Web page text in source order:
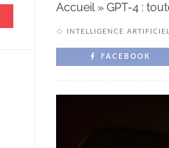
Accueil» GPT-4 :
INTELLIGENCE
FACEBOOK